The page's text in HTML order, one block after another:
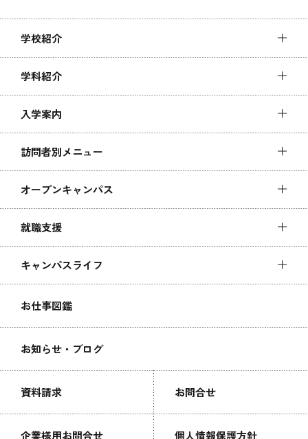
学校紹介
学科紹介
入学案内
訪問者別メニュー
オープンキャンパス
就職支援
キャンパスライフ
お仕事図鑑
お知らせ・ブログ
資料請求 お問合せ
企業様用お問合せ 個人情報保護方針